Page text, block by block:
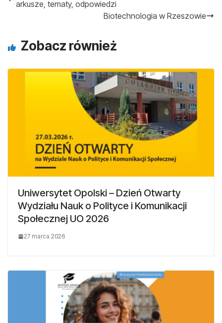
arkusze, tematy, odpowiedzi
Biotechnologia w Rzeszowie
Zobacz również
Uniwersytet Opolski – Dzień Otwarty
Wydziału Nauk o Polityce i Komunikacji
Społecznej UO 2026
27 marca 2026